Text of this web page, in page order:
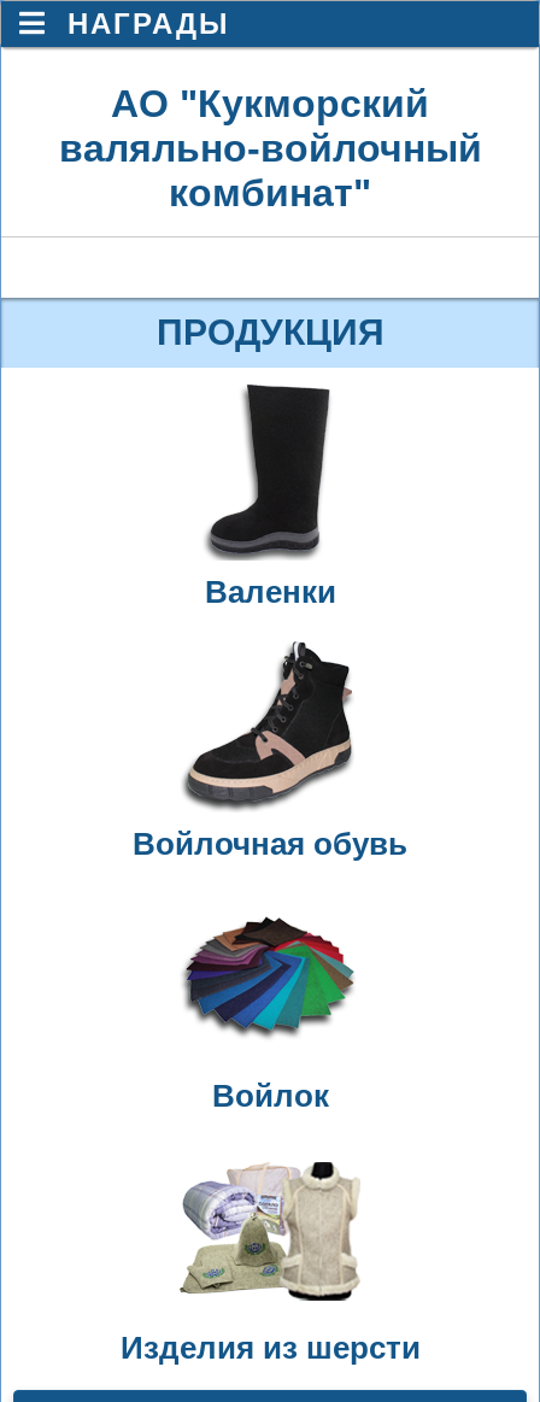
НАГРАДЫ
АО "Кукморский
валяльно-войлочный
комбинат"
ПРОДУКЦИЯ
Валенки
Войлочная обувь
Войлок
Изделия из шерсти